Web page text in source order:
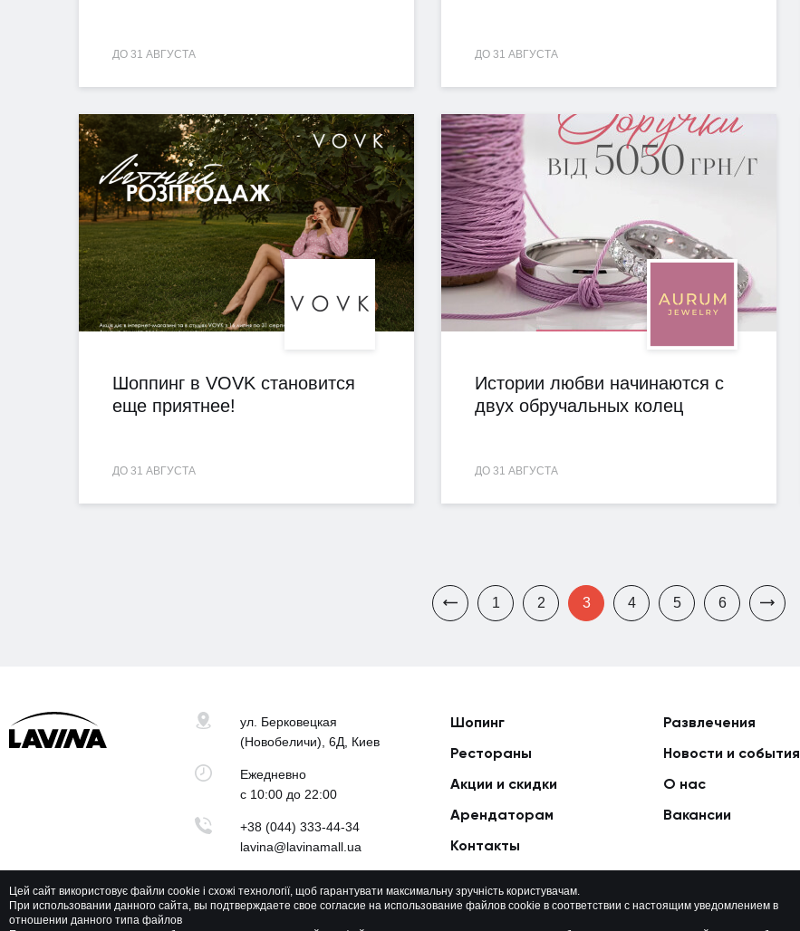
ДО 31 АВГУСТА ДО 31 АВГУСТА
Шоппинг в VOVK становится
еще приятнее!
ДО 31 АВГУСТА
Истории любви начинаются с
двух обручальных колец
ДО 31 АВГУСТА
1 2 3 4 5 6
ул. Берковецкая
(Новобеличи), 6Д, Киев
Ежедневно
с 10:00 до 22:00
+38 (044) 333-44-34
lavina@lavinamall.ua
Шопинг
Развлечения
Рестораны
Новости и события
Акции и скидки
О нас
Арендаторам
Вакансии
Контакты
Lavina Mall © 2026 Все права защищены
Цей сайт використовує файли cookie і схожі технології, щоб гарантувати максимальну зручність користувачам.
При использовании данного сайта, вы подтверждаете свое согласие на использование файлов cookie в соответствии с настоящим уведомлением в
отношении данного типа файлов